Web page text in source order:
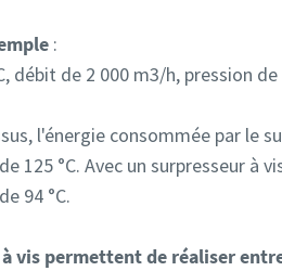
:
débit de 2 000 m3/h, pression de
l'énergie consommée par le
125 °C. Avec un surpresseur à
94 °C.
vis permettent de réaliser